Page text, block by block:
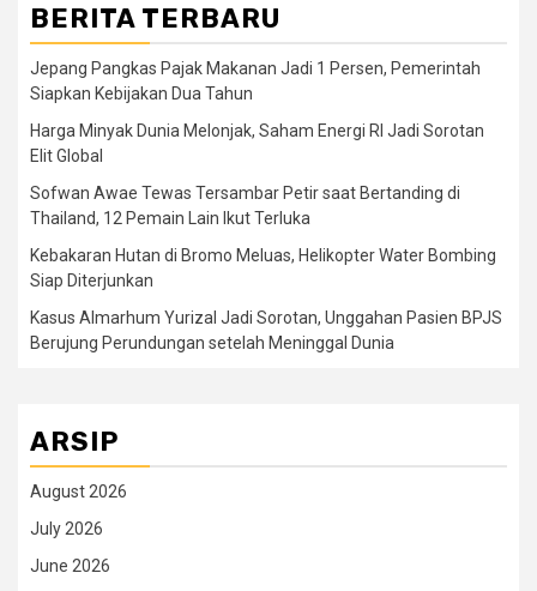
BERITA TERBARU
Jepang Pangkas Pajak Makanan Jadi 1 Persen, Pemerintah
Siapkan Kebijakan Dua Tahun
Harga Minyak Dunia Melonjak, Saham Energi RI Jadi Sorotan
Elit Global
Sofwan Awae Tewas Tersambar Petir saat Bertanding di
Thailand, 12 Pemain Lain Ikut Terluka
Kebakaran Hutan di Bromo Meluas, Helikopter Water Bombing
Siap Diterjunkan
Kasus Almarhum Yurizal Jadi Sorotan, Unggahan Pasien BPJS
Berujung Perundungan setelah Meninggal Dunia
ARSIP
August 2026
July 2026
June 2026